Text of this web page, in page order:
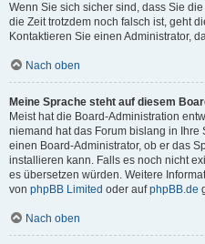
Wenn Sie sich sicher sind, dass Sie
die Zeit trotzdem noch falsch ist, geht
Kontaktieren Sie einen Administrator,
Nach oben
Meine Sprache steht auf diesem
Meist hat die Board-Administration
niemand hat das Forum bislang in Ihre
einen Board-Administrator, ob er das
installieren kann. Falls es noch nicht
es übersetzen würden. Weitere
von phpBB Limited oder aufphpBB.de
Nach oben